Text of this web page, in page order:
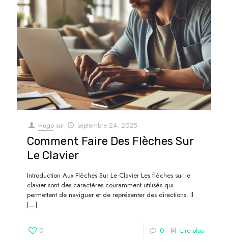
Hugo sur septembre 24, 2025
Comment Faire Des Flèches Sur
Le Clavier
Introduction Aux Flèches Sur Le Clavier Les flèches sur le
clavier sont des caractères couramment utilisés qui
permettent de naviguer et de représenter des directions. Il
[…]
0 0 Lire plus